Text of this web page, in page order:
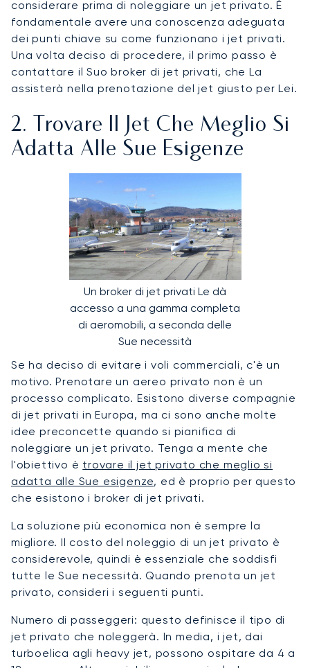
considerare prima di noleggiare un jet privato. È
fondamentale avere una conoscenza adeguata
dei punti chiave su come funzionano i jet privati.
Una volta deciso di procedere, il primo passo è
contattare il Suo broker di jet privati, che La
assisterà nella prenotazione del jet giusto per Lei.
2. Trovare Il Jet Che Meglio Si
Adatta Alle Sue Esigenze
Un broker di jet privati Le dà
accesso a una gamma completa
di aeromobili, a seconda delle
Sue necessità
Se ha deciso di evitare i voli commerciali, c'è un
motivo. Prenotare un aereo privato non è un
processo complicato. Esistono diverse compagnie
di jet privati in Europa, ma ci sono anche molte
idee preconcette quando si pianifica di
noleggiare un jet privato. Tenga a mente che
l'obiettivo è trovare il jet privato che meglio si
adatta alle Sue esigenze, ed è proprio per questo
che esistono i broker di jet privati.
La soluzione più economica non è sempre la
migliore. Il costo del noleggio di un jet privato è
considerevole, quindi è essenziale che soddisfi
tutte le Sue necessità. Quando prenota un jet
privato, consideri i seguenti punti.
Numero di passeggeri: questo definisce il tipo di
jet privato che noleggerà. In media, i jet, dai
turboelica agli heavy jet, possono ospitare da 4 a